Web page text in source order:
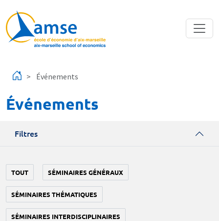
Événements
Événements
Filtres
TOUT SÉMINAIRES GÉNÉRAUX
SÉMINAIRES THÉMATIQUES
SÉMINAIRES INTERDISCIPLINAIRES